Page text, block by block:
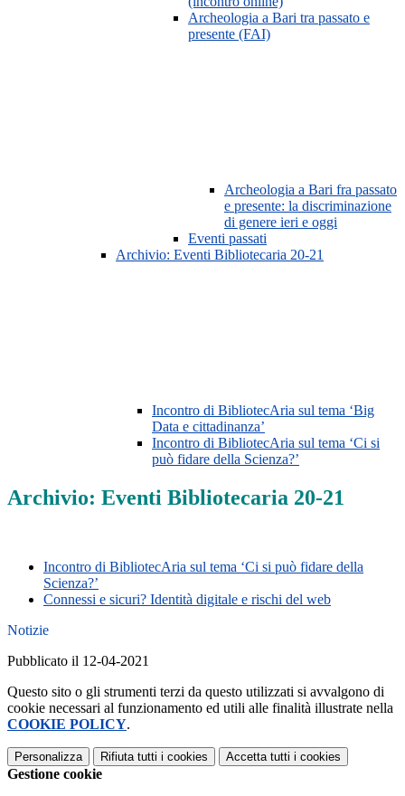
Archeologia a Bari tra passato e
presente (FAI)
Archeologia a Bari fra passato
e presente: la discriminazione
di genere ieri e oggi
Eventi passati
Archivio: Eventi Bibliotecaria 20-21
Incontro di BibliotecAria sul tema ‘Big
Data e cittadinanza’
Incontro di BibliotecAria sul tema ‘Ci si
può fidare della Scienza?’
Archivio: Eventi Bibliotecaria 20-21
Incontro di BibliotecAria sul tema ‘Ci si può fidare della
Scienza?’
Connessi e sicuri? Identità digitale e rischi del web
Notizie
Pubblicato il 12-04-2021
Questo sito o gli strumenti terzi da questo utilizzati si avvalgono di
cookie necessari al funzionamento ed utili alle finalità illustrate nella
COOKIE POLICY.
Personalizza Rifiuta tutti i cookies Accetta tutti i cookies
Gestione cookie